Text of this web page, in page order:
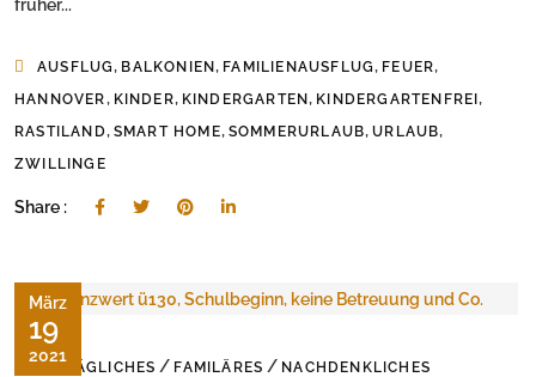
früher...
AUSFLUG, BALKONIEN, FAMILIENAUSFLUG, FEUER,
HANNOVER, KINDER, KINDERGARTEN, KINDERGARTENFREI,
RASTILAND, SMART HOME, SOMMERURLAUB,URLAUB,
ZWILLINGE
Share :
März
19
2021
ALLTÄGLICHES / FAMILÄRES / NACHDENKLICHES